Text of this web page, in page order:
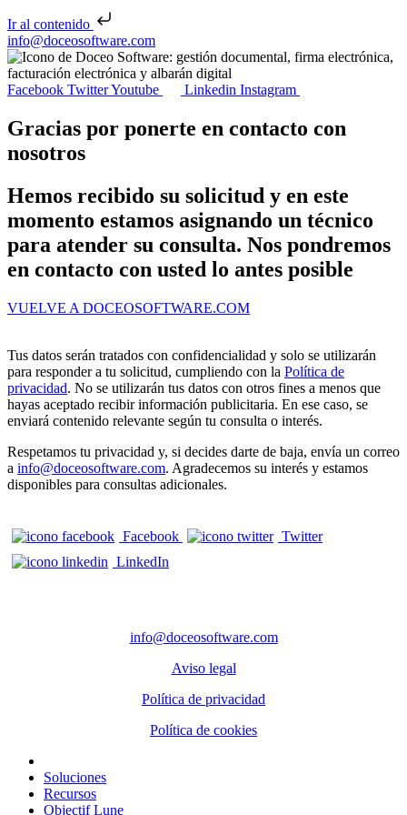
Ir al contenido
Saltar al contenido
info@doceosoftware.com
Facebook TwitterYoutube Linkedin Instagram
Gracias por ponerte en contacto con
nosotros
Hemos recibido su solicitud y en este
momento estamos asignando un técnico
para atender su consulta. Nos pondremos
en contacto con usted lo antes posible
VUELVE A DOCEOSOFTWARE.COM
Tus datos serán tratados con confidencialidad y solo se utilizarán
para responder a tu solicitud, cumpliendo con la Política de
privacidad. No se utilizarán tus datos con otros fines a menos que
hayas aceptado recibir información publicitaria. En ese caso, se
enviará contenido relevante según tu consulta o interés.
Respetamos tu privacidad y, si decides darte de baja, envía un correo
a info@doceosoftware.com. Agradecemos su interés y estamos
disponibles para consultas adicionales.
Facebook
Twitter
LinkedIn
info@doceosoftware.com
Aviso legal
Política de privacidad
Política de cookies
Soluciones
Recursos
Objectif Lune